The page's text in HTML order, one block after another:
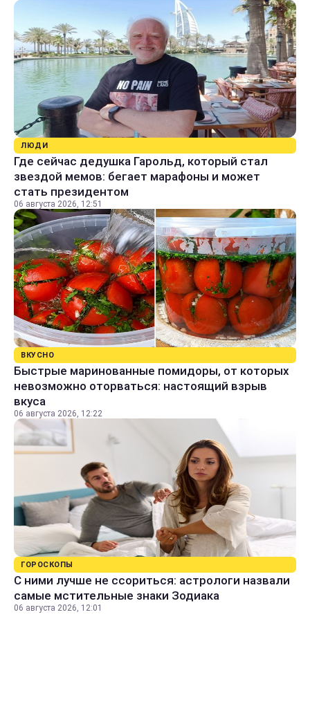
ЛЮДИ
Где сейчас дедушка Гарольд, который стал
звездой мемов: бегает марафоны и может
стать президентом
06 августа 2026, 12:51
ВКУСНО
Быстрые маринованные помидоры, от которых
невозможно оторваться: настоящий взрыв
вкуса
06 августа 2026, 12:22
ГОРОСКОПЫ
С ними лучше не ссориться: астрологи назвали
самые мстительные знаки Зодиака
06 августа 2026, 12:01